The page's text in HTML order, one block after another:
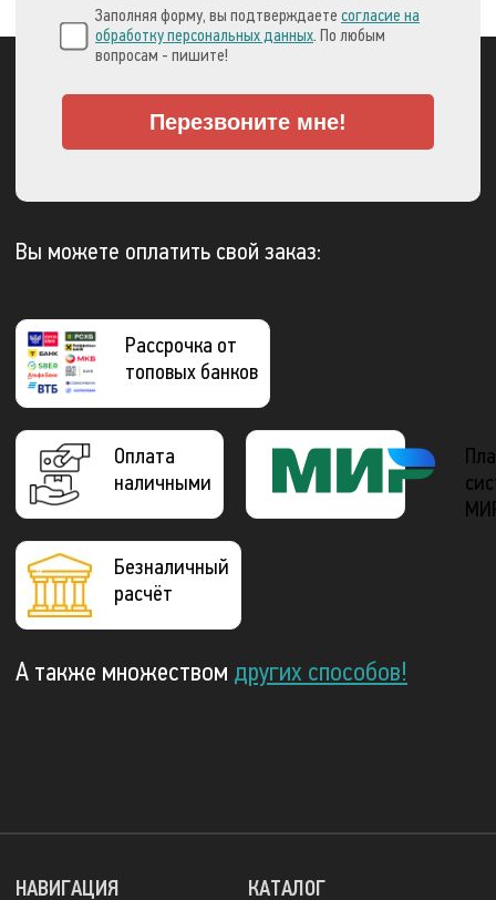
Заполняя форму, вы подтверждаете согласие на
обработку персональных данных. По любым
вопросам - пишите!
Перезвоните мне!
Вы можете оплатить свой заказ:
Рассрочка от
топовых банков
Оплата
наличными
Безналичный
расчёт
А также множеством других способов!
КАТАЛОГ
НАВИГАЦИЯ